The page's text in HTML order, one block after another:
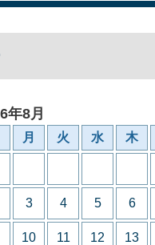
年8月
月 火 水 木
3 4 5 6
10 11 12 13